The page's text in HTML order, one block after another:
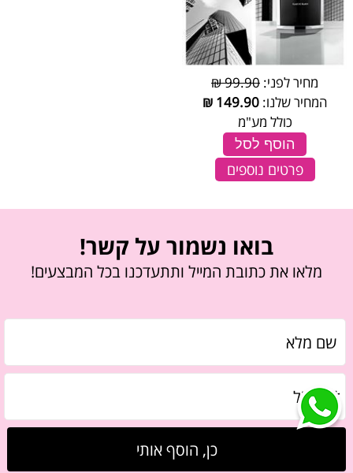
מחיר לפני: 99.90 ₪
המחיר שלנו: 149.90
₪
כולל מע"מ
הוסף לסל
פרטים נוספים
בואו נשמור על קשר!
מלאו את כתובת המייל ותתעדכנו בכל המבצעים!